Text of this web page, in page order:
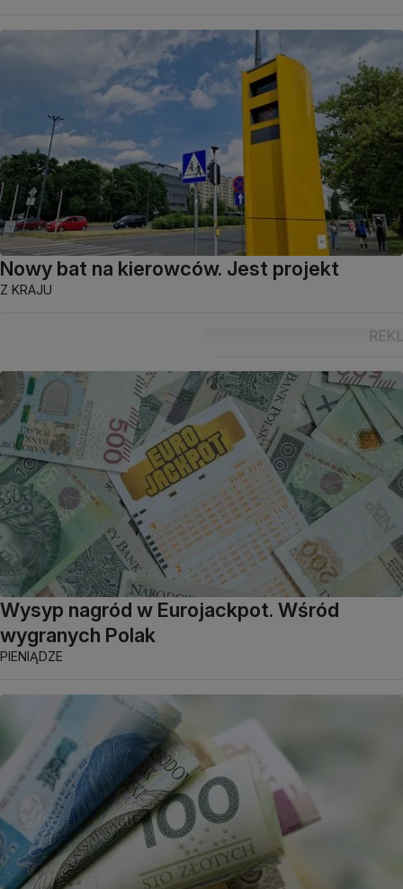
Nowy bat na kierowców. Jest projekt
Z KRAJU
Wysyp nagród w Eurojackpot. Wśród
wygranych Polak
PIENIĄDZE